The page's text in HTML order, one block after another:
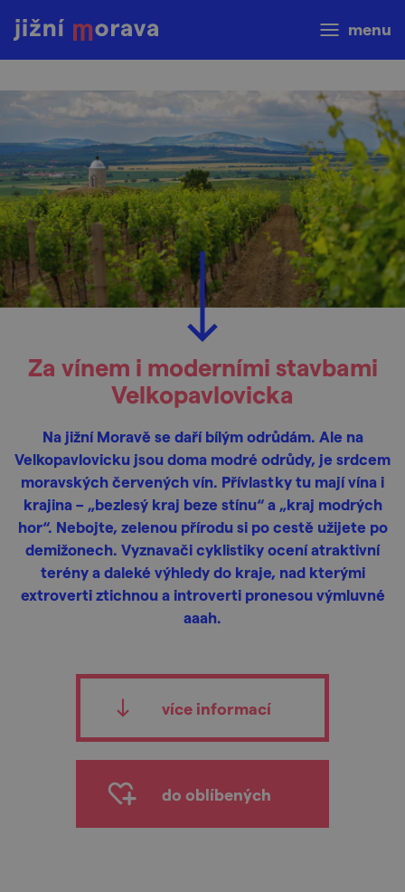
menu
Za vínem i moderními stavbami
Velkopavlovicka
Na jižní Moravě se daří bílým odrůdám. Ale na
Velkopavlovicku jsou doma modré odrůdy, je srdcem
moravských červených vín. Přívlastky tu mají vína i
krajina – „bezlesý kraj beze stínu“ a „kraj modrých
hor“. Nebojte, zelenou přírodu si po cestě užijete po
demižonech. Vyznavači cyklistiky ocení atraktivní
terény a daleké výhledy do kraje, nad kterými
extroverti ztichnou a introverti pronesou výmluvné
aaah.
více informací
do oblíbených